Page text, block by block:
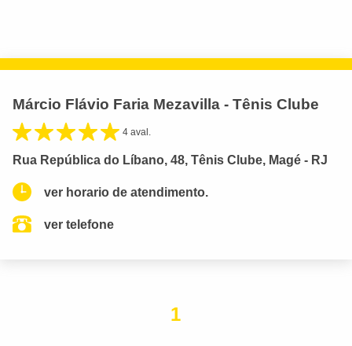
Márcio Flávio Faria Mezavilla - Tênis Clube
4 aval.
Rua República do Líbano, 48, Tênis Clube, Magé - RJ
ver horario de atendimento.
ver telefone
1